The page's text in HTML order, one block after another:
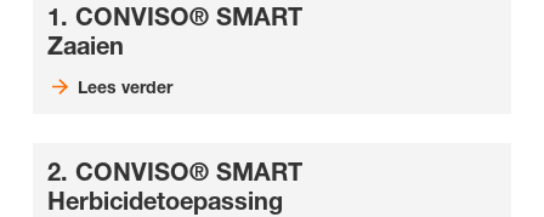
1. CONVISO® SMART
Zaaien
Lees verder
2. CONVISO® SMART
Herbicidetoepassing